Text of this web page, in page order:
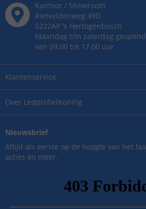
Over LedprofielKoning
Klantenservice
Kantoor / Showroom
Rietveldenweg 49D
5222AP 's Hertogenbosch
Maandag t/m zaterdag geopend
van 09.00 tot 17.00 uur
Nieuwsbrief
Altijd als eerste op de hoogte van het
acties en meer.